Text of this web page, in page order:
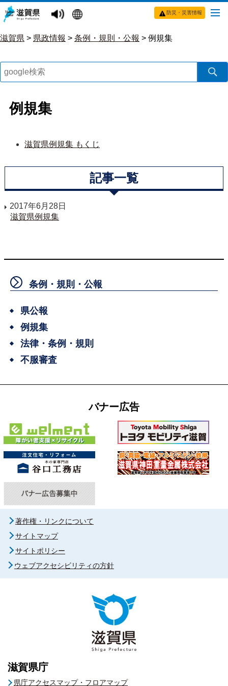
防災・災害情報
滋賀県 > 県政情報 > 条例・規則・公報 > 例規集
例規集
滋賀県例規集 もくじ
記事一覧
2017年6月28日
滋賀県例規集
条例・規則・公報
県公報
例規集
法律・条例・規則
不服審査
バナー広告
著作権・リンクについて
サイトマップ
サイトポリシー
ウェブアクセシビリティの方針
滋賀県庁
県庁アクセスマップ・フロアマップ